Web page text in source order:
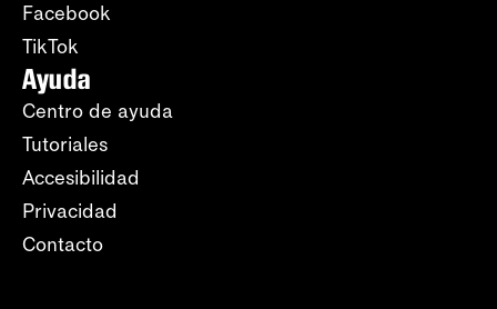
Facebook
TikTok
Ayuda
Centro de ayuda
Tutoriales
Accesibilidad
Privacidad
Contacto